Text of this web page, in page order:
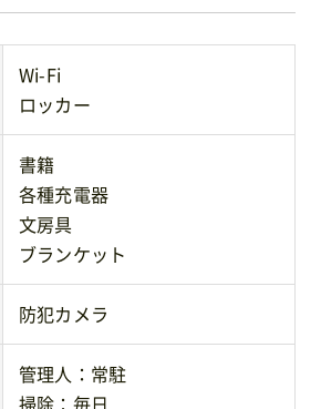
Wi-Fi
ロッカー
書籍
各種充電器
文房具
ブランケット
防犯カメラ
管理人：常駐
掃除：毎日